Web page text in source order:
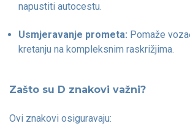
napustiti autocestu.
Usmjeravanje prometa: Pomaže
kretanju na kompleksnim raskrižjima.
Zašto su D znakovi važni?
Ovi znakovi osiguravaju: